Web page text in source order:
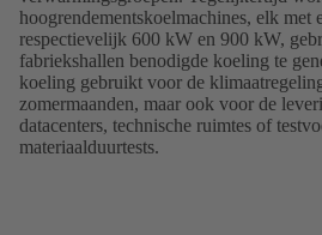
hoogrendementskoelmachines, elk met
respectievelijk 600 kW en 900 kW,
fabriekshallen benodigde koeling te
koeling gebruikt voor de
zomermaanden, maar ook voor de
datacenters, technische ruimtes of
materiaalduurtests.